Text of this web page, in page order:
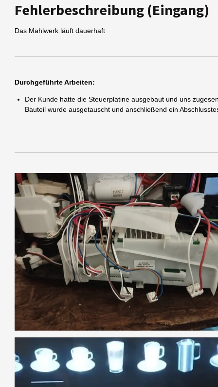
Fehlerbeschreibung (Eingang)
Das Mahlwerk läuft dauerhaft
Durchgeführte Arbeiten:
Der Kunde hatte die Steuerplatine ausgebaut und uns
Bauteil wurde ausgetauscht und anschließend ein